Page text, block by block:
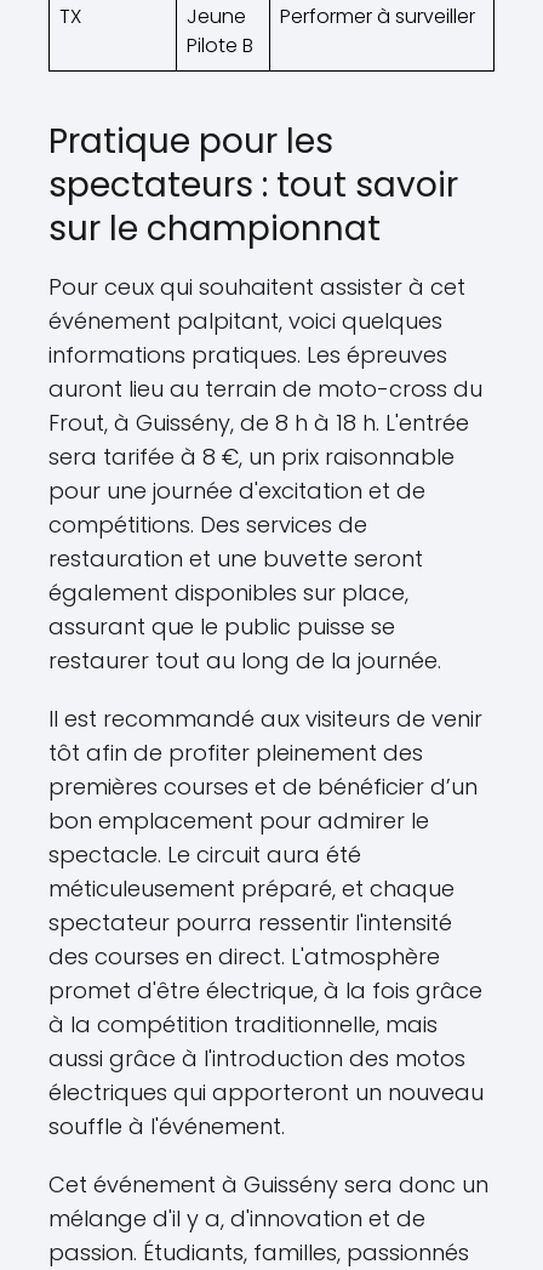
TX
Jeune
Pilote B
Performer à surveiller
Pratique pour les
spectateurs : tout savoir
sur le championnat
Pour ceux qui souhaitent assister à cet
événement palpitant, voici quelques
informations pratiques. Les épreuves
auront lieu au terrain de moto-cross du
Frout, à Guissény, de 8 h à 18 h. L'entrée
sera tarifée à 8 €, un prix raisonnable
pour une journée d'excitation et de
compétitions. Des services de
restauration et une buvette seront
également disponibles sur place,
assurant que le public puisse se
restaurer tout au long de la journée.
Il est recommandé aux visiteurs de venir
tôt afin de profiter pleinement des
premières courses et de bénéficier d’un
bon emplacement pour admirer le
spectacle. Le circuit aura été
méticuleusement préparé, et chaque
spectateur pourra ressentir l'intensité
des courses en direct. L'atmosphère
promet d'être électrique, à la fois grâce
à la compétition traditionnelle, mais
aussi grâce à l'introduction des motos
électriques qui apporteront un nouveau
souffle à l'événement.
Cet événement à Guissény sera donc un
mélange d'il y a, d'innovation et de
passion. Étudiants, familles, passionnés